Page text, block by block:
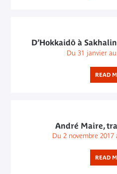
D’Hokkaidō à
Du 31 janvier
READ
André Maire,
Du 2 novembre
READ